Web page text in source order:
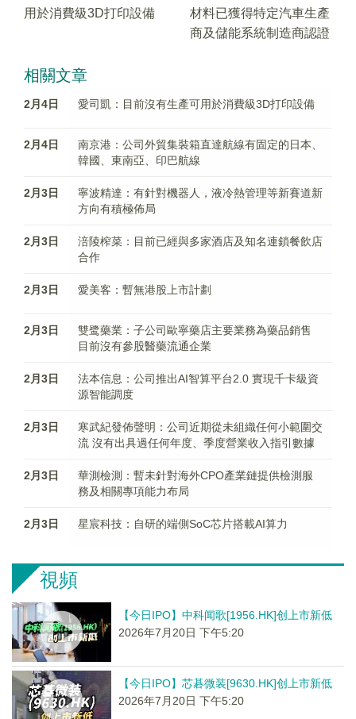
用於消費級3D打印設備
材料已獲得特定汽車生產
商及儲能系統制造商認證
相關文章
2月4日 愛司凱：目前沒有生產可用於消費級3D打印設備
2月4日
南京港：公司外貿集裝箱直達航線有固定的日本、
韓國、東南亞、印巴航線
2月3日
寧波精達：有針對機器人，液冷熱管理等新賽道新
方向有積極佈局
2月3日
涪陵榨菜：目前已經與多家酒店及知名連鎖餐飲店
合作
2月3日 愛美客：暫無港股上市計劃
2月3日
雙鹭藥業：子公司歐寧藥店主要業務為藥品銷售
目前沒有參股醫藥流通企業
2月3日
法本信息：公司推出AI智算平台2.0 實現千卡級資
源智能調度
2月3日
寒武紀發佈聲明：公司近期從未組織任何小範圍交
流 沒有出具過任何年度、季度營業收入指引數據​
2月3日
華測檢測：暫未針對海外CPO產業鏈提供檢測服
務及相關專項能力布局
2月3日 星宸科技：自研的端側SoC芯片搭載AI算力
視頻
【今日IPO】中科闻歌[1956.HK]创上市新低
2026年7月20日 下午5:20
【今日IPO】芯碁微装[9630.HK]创上市新低
2026年7月20日 下午5:20